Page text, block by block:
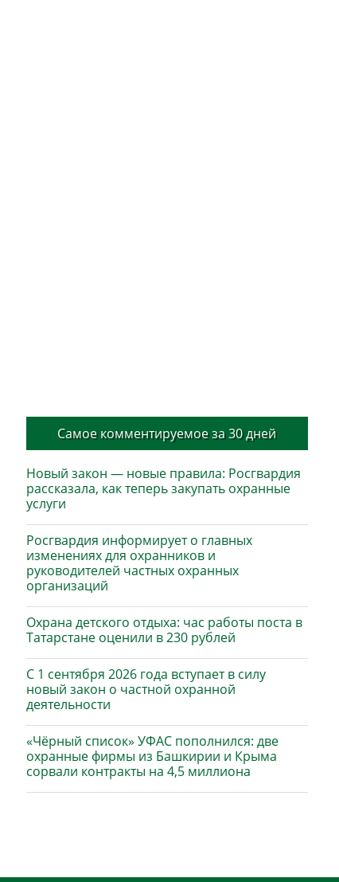
Самое комментируемое за 30 дней
Новый закон — новые правила: Росгвардия
рассказала, как теперь закупать охранные
услуги
Росгвардия информирует о главных
изменениях для охранников и
руководителей частных охранных
организаций
Охрана детского отдыха: час работы поста в
Татарстане оценили в 230 рублей
С 1 сентября 2026 года вступает в силу
новый закон о частной охранной
деятельности
«Чёрный список» УФАС пополнился: две
охранные фирмы из Башкирии и Крыма
сорвали контракты на 4,5 миллиона